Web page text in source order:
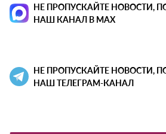
НЕ ПРОПУСКАЙТЕ НОВОСТИ,
НАШ КАНАЛ В MAX
НЕ ПРОПУСКАЙТЕ НОВОСТИ,
НАШ ТЕЛЕГРАМ-КАНАЛ